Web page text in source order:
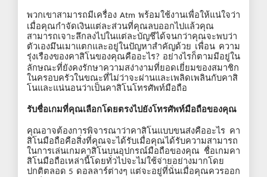
พวกเขาสามารถมีเครื่อง Atm พร้อมใช้งานเพื่อให้แน่ใจว่า
เมื่อคุณกำจัดเงินแต่ละส่วนที่คุณลบออกไปแล้วคุณ
สามารถเจาะลึกลงไปในแต่ละบัญชีได้จนกว่าคุณจะพบว่า
ตัวเองมึนเมาแตกและอยู่ในปัญหาสำคัญด้วย เพื่อน ความ
รุ่งเรืองของคาสิโนของคุณคืออะไร? อย่างไรก็ตามมีอยู่ใน
ลักษณะที่ยังคงรักษาความสง่างามที่ยอดเยี่ยมของสมาชิก
ในครอบครัวในขณะที่ไม่ว่าจะผ่านและเพลิดเพลินกับคาสิ
โนและแน่นอนว่าเป็นคาสิโนโทรศัพท์มือถือ
รับชื่อเกมที่คุณเลือกโดยตรงไปยังโทรศัพท์มือถือของคุณ
คุณอาจต้องการพิจารณาว่าคาสิโนแบบขนส่งคืออะไร คา
สิโนมือถือคือสิ่งที่คุณจะได้รับเมื่อคุณได้รับความสามารถ
ในการเล่นเกมคาสิโนบนอุปกรณ์มือถือของคุณ ชื่อเกมคา
สิโนมือถือเหล่านี้โดยทั่วไปจะไม่ใช้จ่ายอย่างมากโดย
ปกติตลอด 5 ดอลลาร์ต่างๆ แต่จะอยู่ที่นั่นเมื่อคุณควรออก